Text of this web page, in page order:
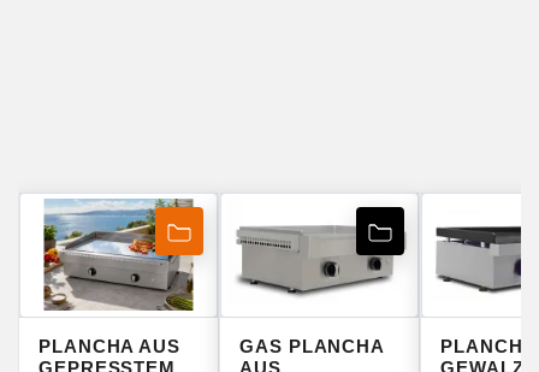
PLANCHA AUS
GAS PLANCHA